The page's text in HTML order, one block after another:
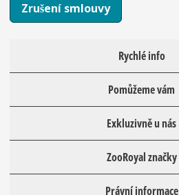
Zrušení smlouvy
Rychlé info
Pomůžeme vám
Exkluzivně u nás
ZooRoyal značky
Právní informace